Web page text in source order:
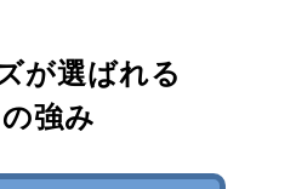
が選ばれる
強み